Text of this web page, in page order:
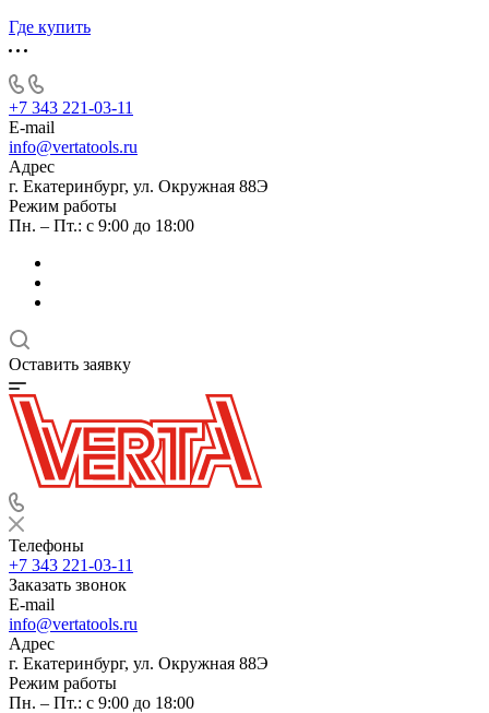
Где купить
+7 343 221-03-11
E-mail
info@vertatools.ru
Адрес
г. Екатеринбург, ул. Окружная 88Э
Режим работы
Пн. – Пт.: с 9:00 до 18:00
Оставить заявку
Телефоны
+7 343 221-03-11
Заказать звонок
E-mail
info@vertatools.ru
Адрес
г. Екатеринбург, ул. Окружная 88Э
Режим работы
Пн. – Пт.: с 9:00 до 18:00